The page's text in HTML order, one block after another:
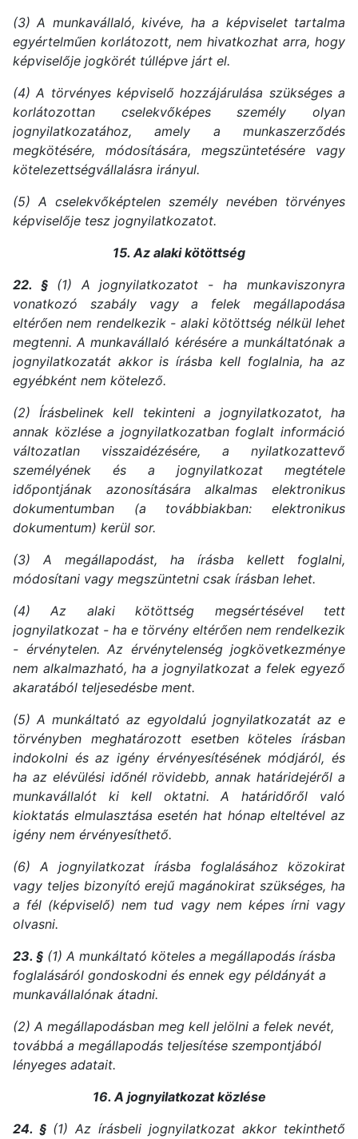
(3) A munkavállaló, kivéve, ha a képviselet tartalma
egyértelműen korlátozott, nem hivatkozhat arra, hogy
képviselője jogkörét túllépve járt el.
(4) A törvényes képviselő hozzájárulása szükséges a
korlátozottan cselekvőképes személy olyan
jognyilatkozatához, amely a munkaszerződés
megkötésére, módosítására, megszüntetésére vagy
kötelezettségvállalásra irányul.
(5) A cselekvőképtelen személy nevében törvényes
képviselője tesz jognyilatkozatot.
15. Az alaki kötöttség
22. § (1) A jognyilatkozatot - ha munkaviszonyra
vonatkozó szabály vagy a felek megállapodása
eltérően nem rendelkezik - alaki kötöttség nélkül lehet
megtenni. A munkavállaló kérésére a munkáltatónak a
jognyilatkozatát akkor is írásba kell foglalnia, ha az
egyébként nem kötelező.
(2) Írásbelinek kell tekinteni a jognyilatkozatot, ha
annak közlése a jognyilatkozatban foglalt információ
változatlan visszaidézésére, a nyilatkozattevő
személyének és a jognyilatkozat megtétele
időpontjának azonosítására alkalmas elektronikus
dokumentumban (a továbbiakban: elektronikus
dokumentum) kerül sor.
(3) A megállapodást, ha írásba kellett foglalni,
módosítani vagy megszüntetni csak írásban lehet.
(4) Az alaki kötöttség megsértésével tett
jognyilatkozat - ha e törvény eltérően nem rendelkezik
- érvénytelen. Az érvénytelenség jogkövetkezménye
nem alkalmazható, ha a jognyilatkozat a felek egyező
akaratából teljesedésbe ment.
(5) A munkáltató az egyoldalú jognyilatkozatát az e
törvényben meghatározott esetben köteles írásban
indokolni és az igény érvényesítésének módjáról, és
ha az elévülési időnél rövidebb, annak határidejéről a
munkavállalót ki kell oktatni. A határidőről való
kioktatás elmulasztása esetén hat hónap elteltével az
igény nem érvényesíthető.
(6) A jognyilatkozat írásba foglalásához közokirat
vagy teljes bizonyító erejű magánokirat szükséges, ha
a fél (képviselő) nem tud vagy nem képes írni vagy
olvasni.
23. § (1) A munkáltató köteles a megállapodás írásba
foglalásáról gondoskodni és ennek egy példányát a
munkavállalónak átadni.
(2) A megállapodásban meg kell jelölni a felek nevét,
továbbá a megállapodás teljesítése szempontjából
lényeges adatait.
16. A jognyilatkozat közlése
24. § (1) Az írásbeli jognyilatkozat akkor tekinthető